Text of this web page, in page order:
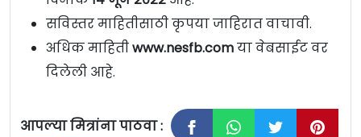
सविस्तर माहितीसाठी कृपया जाहिरात वाचावी.
अधिक माहितीwww.nesfb.comया वेबसाईट वर
दिलेली आहे.
आपल्या मित्रांना पाठवा :